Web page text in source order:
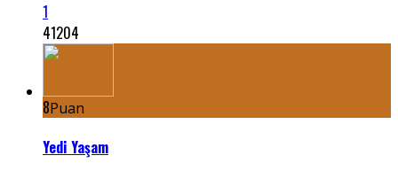
1
41204
8Puan
Yedi Yaşam